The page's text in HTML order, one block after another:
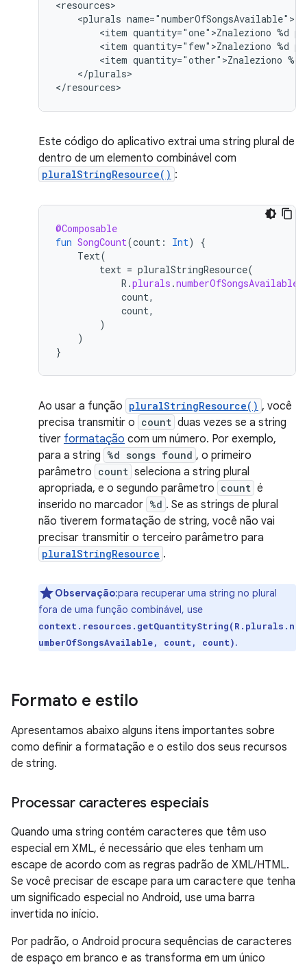
<plurals
<item quantity="one">Znaleziono %d
<item quantity="few">Znaleziono %d
<item quantity="other">Znaleziono %d
</plurals>
</resources>
Este código do aplicativo extrai uma string plural de
dentro de um elemento combinável com
pluralStringResource() :
@Composable
fun SongCount(count : Int)
{
Text(
text = pluralStringResource(
R .plurals .numberOfSongsAvailable
count,
count,
)
)
}
Ao usar a função pluralStringResource() , você
precisa transmitir o count duas vezes se a string
tiver formatação com um número. Por exemplo,
para a string %d songs found , o primeiro
parâmetro count seleciona a string plural
apropriada, e o segundo parâmetro count é
inserido no marcador %d . Se as strings de plural
não tiverem formatação de string, você não vai
precisar transmitir o terceiro parâmetro para
pluralStringResource .
Observação:para recuperar uma string no plural
fora de uma função combinável, use
context.resources.getQuantityString(R.plurals.n
umberOfSongsAvailable, count, count).
Formato e estilo
Apresentamos abaixo alguns itens importantes sobre
como definir a formatação e o estilo dos seus recursos
de string.
Processar caracteres especiais
Quando uma string contém caracteres que têm uso
especial em XML, é necessário que eles tenham um
escape de acordo com as regras padrão de XML/HTML.
Se você precisar de escape para um caractere que tenha
um significado especial no Android, use uma barra
invertida no início.
Por padrão, o Android procura sequências de caracteres
de espaço em branco e as transforma em um único